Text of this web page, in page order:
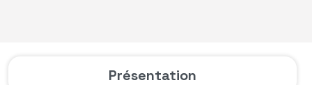
Présentation